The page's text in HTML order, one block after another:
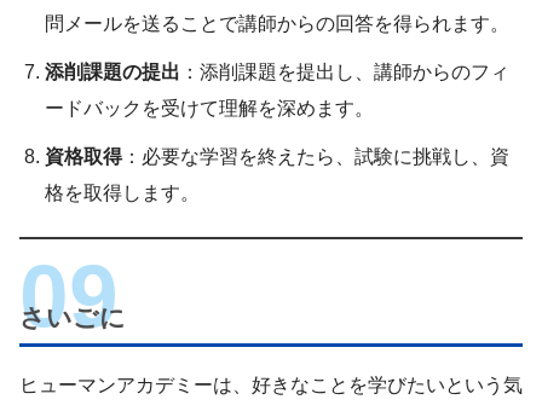
問メールを送ることで講師からの回答を得られます。
添削課題の提出 ：添削課題を提出し、講師からのフィ
ードバックを受けて理解を深めます。
資格取得：必要な学習を終えたら、試験に挑戦し、資
格を取得します。
さいごに
ヒューマンアカデミーは、好きなことを学びたいという気